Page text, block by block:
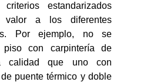
estandarizados
valor a los diferentes
Por ejemplo, no se
con carpintería de
calidad que uno con
puente térmico y doble